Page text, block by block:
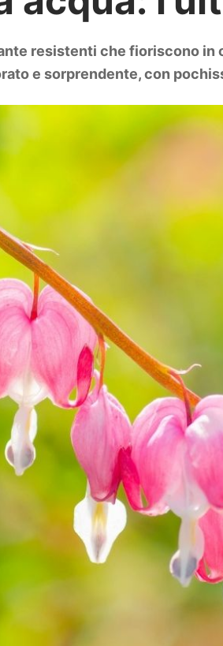
Piante e fiori
DIY
Lifestyle
resistenti che fioriscono in
e sorprendente, con